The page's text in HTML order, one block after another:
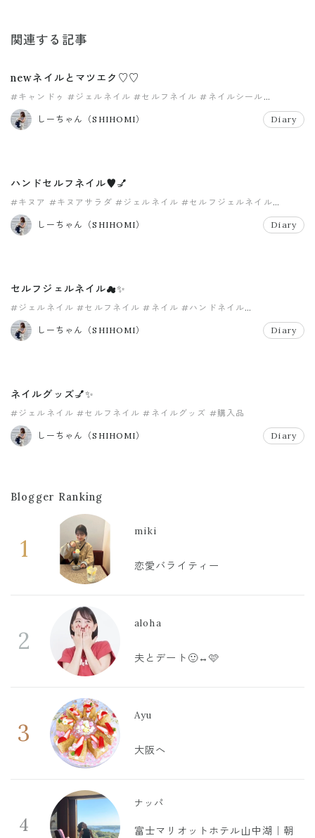
関連する記事
newネイルとマツエク♡♡
#キャンドゥ #ジェルネイル #セルフネイル #ネイルシール
#バインドロック
しーちゃん（SHIHOMI）
Diary
ハンドセルフネイル♥️💅
#キヌア #キヌアサラダ #ジェルネイル #セルフジェルネイル
#セルフネイル
しーちゃん（SHIHOMI）
Diary
セルフジェルネイル☁︎✨
#ジェルネイル #セルフネイル #ネイル #ハンドネイル
#フットネイル
しーちゃん（SHIHOMI）
Diary
ネイルグッズ💅✨
#ジェルネイル #セルフネイル #ネイルグッズ #購入品
しーちゃん（SHIHOMI） Diary
Blogger Ranking
1
miki
恋愛バライティー
2
aloha
夫とデート🙂‍↔️🩷
3
Ayu
大阪へ
4
ナッパ
富士マリオットホテル山中湖｜朝